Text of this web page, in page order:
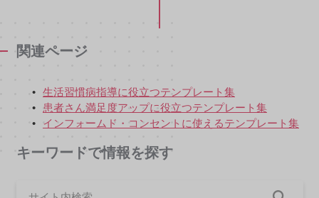
関連ページ
生活習慣病指導に役立つテンプレート集
患者さん満足度アップに役立つテンプレート集
インフォームド・コンセントに使えるテンプレート集
キーワードで情報を探す